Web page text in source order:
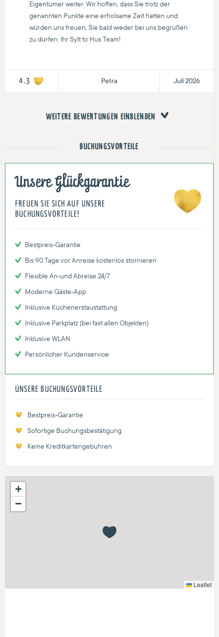
Eigentümer weiter. Wir hoffen, dass Sie trotz der
genannten Punkte eine erholsame Zeit hatten und
würden uns freuen, Sie bald wieder bei uns begrüßen
zu dürfen. Ihr Sylt to Hus Team!
4.3 Petra Juli 2026
WEITERE BEWERTUNGEN EINBLENDEN
BUCHUNGSVORTEILE
Unsere Glückgarantie
FREUEN SIE SICH AUF UNSERE
BUCHUNGSVORTEILE!
Bestpreis-Garantie
Bis 90 Tage vor Anreise kostenlos stornieren
Flexible An-und Abreise 24/7
Moderne Gäste-App
Inklusive Küchenerstaustattung
Inklusive Parkplatz (bei fast allen Objekten)
Inklusive WLAN
Persönlicher Kundenservice
UNSERE BUCHUNGSVORTEILE
Bestpreis-Garantie
Sofortige Buchungsbestätigung
Keine Kreditkartengebühren
+
−
Leaflet